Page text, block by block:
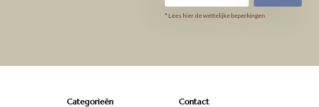
* Lees hier de wettelijke beperkingen
Categorieën Contact